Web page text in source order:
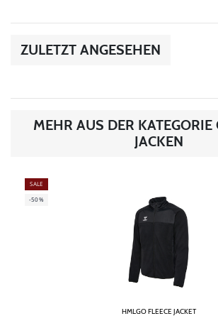
ZULETZT ANGESEHEN
MEHR AUS DER
JACKEN
SALE
-50%
HMLGO FLEECE JACKET